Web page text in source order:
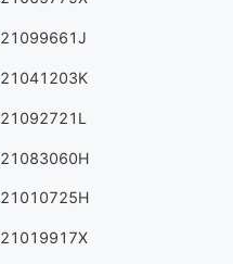
21099661J
21041203K
21092721L
21083060H
21010725H
21019917X